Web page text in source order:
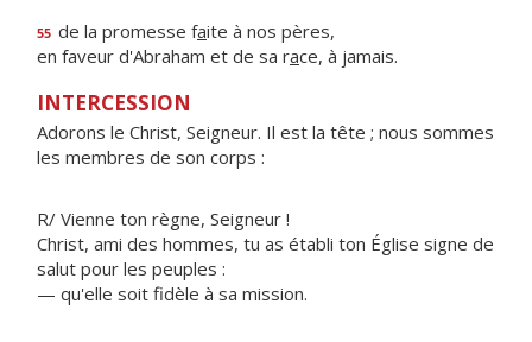
55 de la promesse faite à nos pères,
en faveur d'Abraham et de sa race, à jamais.
INTERCESSION
Adorons le Christ, Seigneur. Il est la tête ; nous sommes
les membres de son corps :
R/ Vienne ton règne, Seigneur !
Christ, ami des hommes, tu as établi ton Église signe de
salut pour les peuples :
— qu'elle soit fidèle à sa mission.